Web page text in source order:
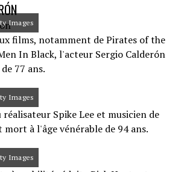
Images
films, notamment de Pirates of the
In Black, l'acteur Sergio Calderón
77 ans.
Images
Spike Lee et musicien de
mort à l'âge vénérable de 94 ans.
Images